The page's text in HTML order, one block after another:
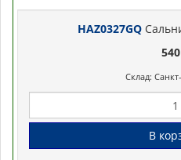
HAZ0327GQ
Склад:
В